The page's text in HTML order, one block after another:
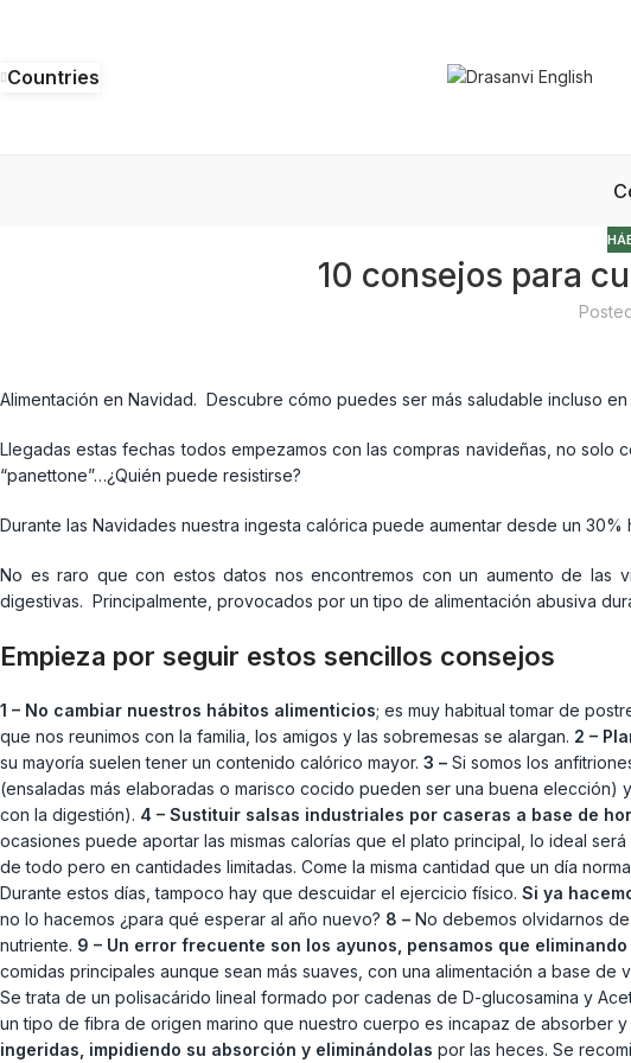
Countries
10 consejos para
Alimentación en Navidad. Descubre cómo puedes ser más saludable incluso
Llegadas estas fechas todos empezamos con las compras navideñas, no solo
“panettone”…¿Quién puede resistirse?
Durante las Navidades nuestra ingesta calórica puede aumentar desde un
No es raro que con estos datos nos encontremos con un aumento de las
digestivas. Principalmente, provocados por un tipo de alimentación abusiva
Empieza por seguir estos sencillos consejos
1 – No cambiar nuestros hábitos alimenticios; es muy habitual tomar de
que nos reunimos con la familia, los amigos y las sobremesas se alargan. 2 –
su mayoría suelen tener un contenido calórico mayor. 3 – Si somos los
(ensaladas más elaboradas o marisco cocido pueden ser una buena
con la digestión). 4 – Sustituir salsas industriales por caseras a base de
ocasiones puede aportar las mismas calorías que el plato principal, lo ideal será
de todo pero en cantidades limitadas. Come la misma cantidad que un día
Durante estos días, tampoco hay que descuidar el ejercicio físico. Si ya
no lo hacemos ¿para qué esperar al año nuevo? 8 – No debemos olvidarnos de
nutriente. 9 – Un error frecuente son los ayunos, pensamos que
comidas principales aunque sean más suaves, con una alimentación a base de
Se trata de un polisacárido lineal formado por cadenas de D-glucosamina y
un tipo de fibra de origen marino que nuestro cuerpo es incapaz de absorber y
ingeridas, impidiendo su absorción y eliminándolas por las heces. Se